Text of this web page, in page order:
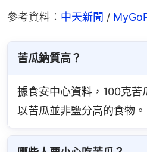
參考資料︰ 中天新聞 /
苦瓜鈉質高？
據食安中心資料，100克
以苦瓜並非鹽分高的食物。